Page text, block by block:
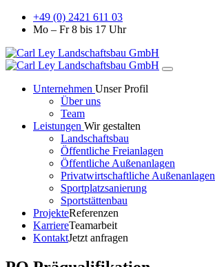
+49 (0) 2421 611 03
Mo – Fr 8 bis 17 Uhr
Unternehmen Unser Profil
Über uns
Team
Leistungen Wir gestalten
Landschaftsbau
Öffentliche Freianlagen
Öffentliche Außenanlagen
Privatwirtschaftliche Außenanlagen
Sportplatzsanierung
Sportstättenbau
ProjekteReferenzen
KarriereTeamarbeit
KontaktJetzt anfragen